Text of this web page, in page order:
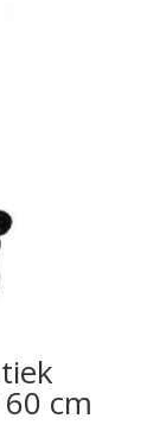
cm